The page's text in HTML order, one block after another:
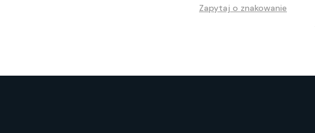
Zapytaj o znakowanie